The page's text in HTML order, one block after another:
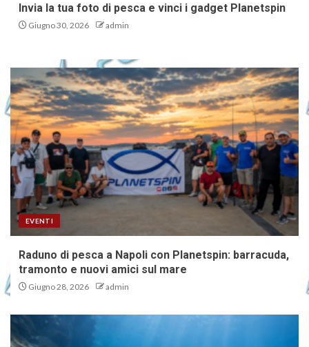
Invia la tua foto di pesca e vinci i gadget Planetspin
Giugno 30, 2026 admin
EVENTI
Raduno di pesca a Napoli con Planetspin: barracuda,
tramonto e nuovi amici sul mare
Giugno 28, 2026 admin